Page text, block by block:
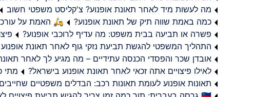
מה לעשות מיד לאחר תאונת אופנוע? צ'קליסט משפטי חשוב
כמה באמת שווה תיק של תאונת אופנוע?
🛵 האמת על עורכי
פשרה או תביעה בבית משפט: מה עדיף לרוכבי אופנוע?
התהליך המשפטי להגשת תביעת נזקי גוף לאחר תאונת
אובדן שכר והפסדי הכנסה עתידיים – מה מגיע לך לאחר
לאילו פיצויים אתה זכאי לאחר תאונת אופנוע בישראל?
מתי
תאונות אופנוע לעומת תאונות רכב: הבדלים משפטיים